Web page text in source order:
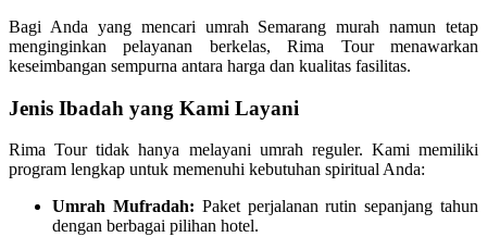
Bagi Anda yang mencari umrah Semarang murah namun tetap
menginginkan pelayanan berkelas, Rima Tour menawarkan
keseimbangan sempurna antara harga dan kualitas fasilitas.
Jenis Ibadah yang Kami Layani
Rima Tour tidak hanya melayani umrah reguler. Kami memiliki
program lengkap untuk memenuhi kebutuhan spiritual Anda:
Umrah Mufradah: Paket perjalanan rutin sepanjang tahun
dengan berbagai pilihan hotel.